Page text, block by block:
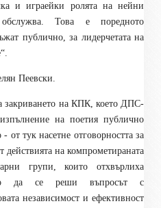
и играейки ролята на нейни
Това е поредното
публично, за лидерчетата на
Пеевски.
закриването на КПК, което ДПС-
на поетия публично
от тук насетне отговорността за
действията на компрометираната
групи, които отхвърлиха
да се реши въпросът с
независимост и ефективност